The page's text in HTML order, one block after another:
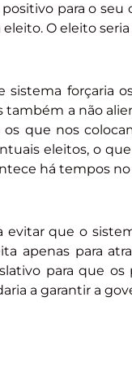
para o
eleito. O eleito
sistema forçaria
também a não
os que nos
eleitos, o
há tempos no
evitar que o
apenas para
para que
a garantir a